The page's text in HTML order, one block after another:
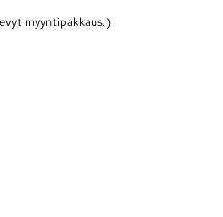
myyntipakkaus.)